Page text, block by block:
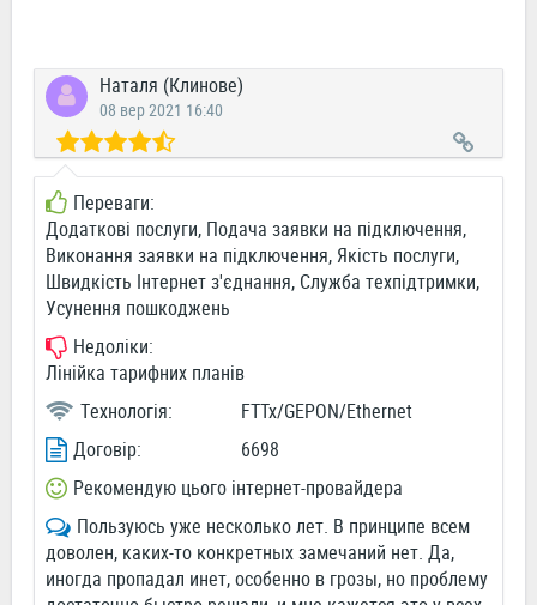
Наталя (Клинове)
08 вер 2021 16:40
Переваги:
Додаткові послуги, Подача заявки на підключення,
Виконання заявки на підключення, Якість послуги,
Швидкість Інтернет з'єднання, Служба техпідтримки,
Усунення пошкоджень
Недоліки:
Лінійка тарифних планів
Технологія:
FTTx/GEPON/Ethernet
Договір:
6698
Рекомендую цього інтернет-провайдера
Пользуюсь уже несколько лет. В принципе всем
доволен, каких-то конкретных замечаний нет. Да,
иногда пропадал инет, особенно в грозы, но проблему